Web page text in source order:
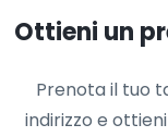
Ottieni un
Prenota il tuo
indirizzo e